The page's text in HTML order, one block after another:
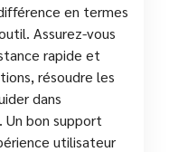
en termes
Assurez-vous
rapide et
résoudre les
dans
bon support
utilisateur